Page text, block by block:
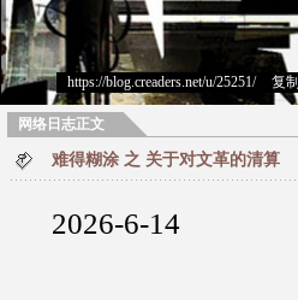
https://blog.creaders.net/u/25251/> 复制
网络日志正文
难得糊涂 之 关于对文革的清算
2026-6-14